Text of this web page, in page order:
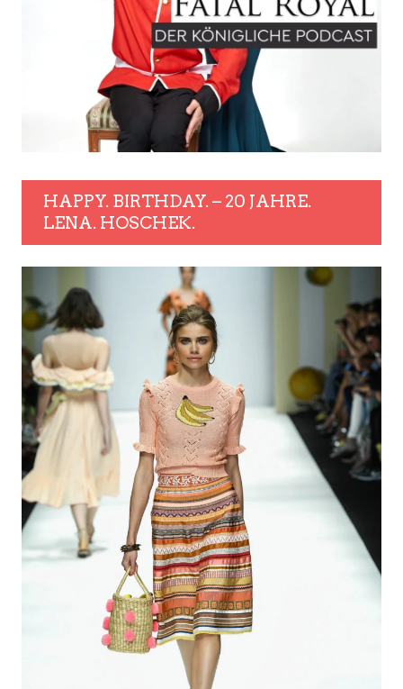
HAPPY. BIRTHDAY. – 20 JAHRE.
LENA. HOSCHEK.